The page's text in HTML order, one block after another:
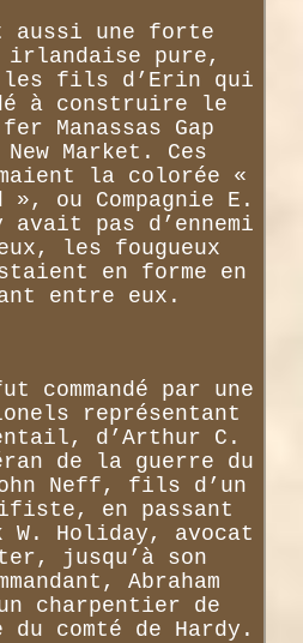
une forte
irlandaise pure,
les fils d’Erin qui
à construire le
Manassas Gap
Market. Ces
la colorée «
», ou Compagnie E.
avait pas d’ennemi
les fougueux
en forme en
entre eux.
commandé par une
représentant
d’Arthur C.
de la guerre du
Neff, fils d’un
en passant
W. Holiday, avocat
jusqu’à son
Abraham
charpentier de
comté de Hardy.